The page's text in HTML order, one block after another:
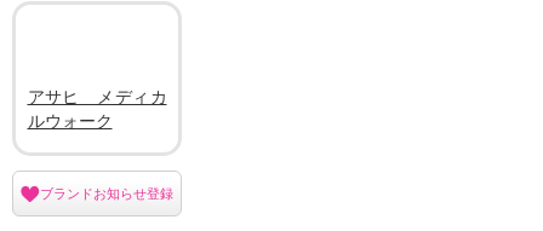
アサヒ メディカ
ルウォーク
ブランドお知らせ登録